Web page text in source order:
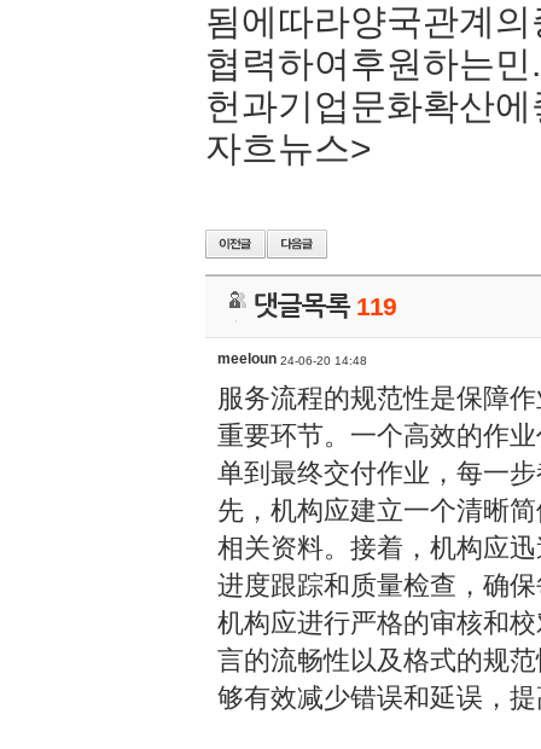
됨에따라양국관계
협력하여후원하는
헌과기업문화확산
자흐뉴스>
댓글목록 119
meeloun 24-06-20 14:48
服务流程的规范性是保
重要环节。一个高效的作
单到最终交付作业，每一
先，机构应建立一个清晰
相关资料。接着，机构应
进度跟踪和质量检查，确
机构应进行严格的审核和
言的流畅性以及格式的规
够有效减少错误和延误，